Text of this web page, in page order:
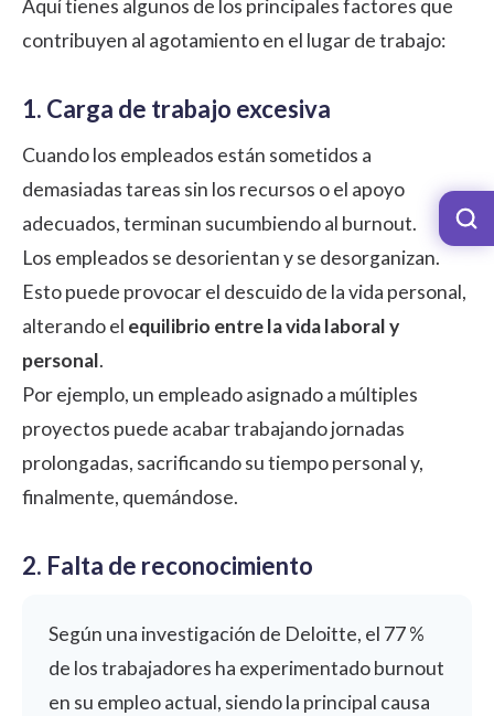
Aquí tienes algunos de los principales factores que
contribuyen al agotamiento en el lugar de trabajo:
1. Carga de trabajo excesiva
Cuando los empleados están sometidos a
demasiadas tareas sin los recursos o el apoyo
adecuados, terminan sucumbiendo al burnout.
Los empleados se desorientan y se desorganizan.
Esto puede provocar el descuido de la vida personal,
alterando el equilibrio entre la vida laboral y
personal.
Por ejemplo, un empleado asignado a múltiples
proyectos puede acabar trabajando jornadas
prolongadas, sacrificando su tiempo personal y,
finalmente, quemándose.
2. Falta de reconocimiento
Según una investigación de Deloitte, el 77 %
de los trabajadores ha experimentado burnout
en su empleo actual, siendo la principal causa